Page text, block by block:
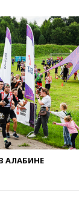
16 новых видео с
На границе
скопилось
грузовиков
Швыдкой:
точно
году
ПВО за день
украинских
над Россией
области
АЛАБИНЕ